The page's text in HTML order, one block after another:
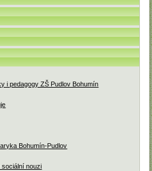
i pedagogy ZŠ Pudlov Bohumín
Bohumín-Pudlov
sociální nouzi